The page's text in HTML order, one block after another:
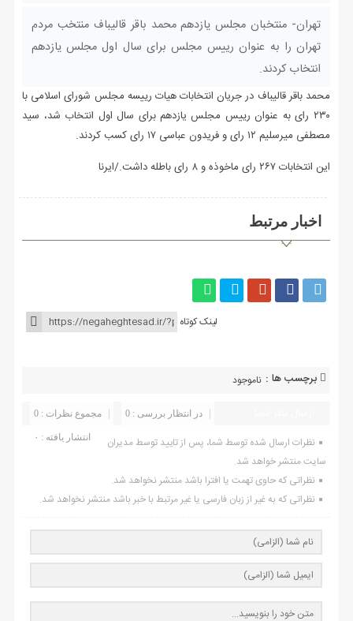
تهران- منتخبان مجلس یازدهم محمد باقر قالیباف منتخب مردم
تهران را به عنوان رییس مجلس برای سال اول مجلس یازدهم
انتخاب کردند.
محمد باقر قالیباف در جریان انتخابات هیات رییسه مجلس شورای اسلامی با
۲۳۰ رای به عنوان رییس مجلس یازدهم برای سال اول انتخاب شد، سید
مصطفی میرسلیم ۱۲ رای و فریدون عباسی ۱۷ رای کسب کردند.
این انتخابات ۲۶۷ رای ماخوذه و ۸ رای باطله داشت./ایرنا
اخبار مرتبط
لینک کوتاه
برچسب ها : ناموجود
مجموع نظرات : 0 در انتظار بررسی : 0
انتشار یافته : ۰
نظرات ارسال شده توسط شما، پس از تایید توسط مدیران
سایت منتشر خواهد شد.
نظراتی که حاوی تهمت یا افترا باشد منتشر نخواهد شد.
نظراتی که به غیر از زبان فارسی یا غیر مرتبط با خبر باشد منتشر نخواهد شد.